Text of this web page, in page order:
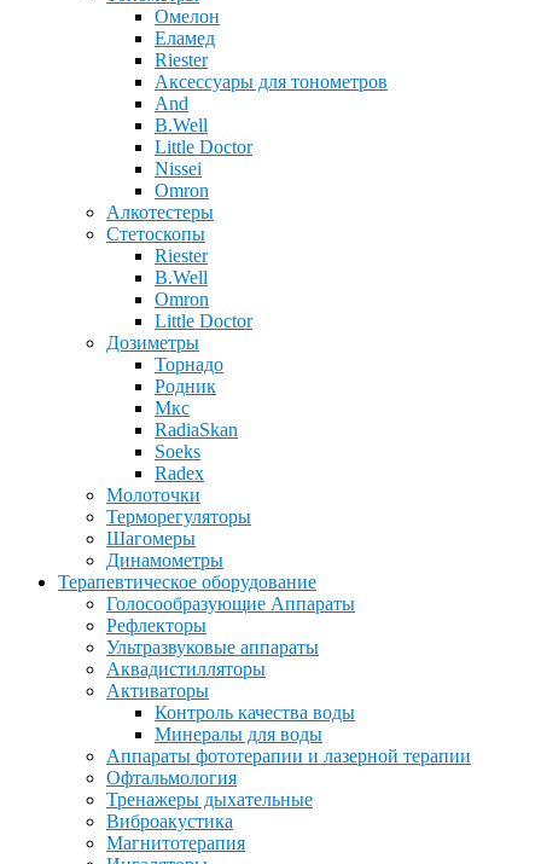
Омелон
Еламед
Riester
Аксессуары для тонометров
And
B.Well
Little Doctor
Nissei
Omron
Алкотестеры
Стетоскопы
Riester
B.Well
Omron
Little Doctor
Дозиметры
Торнадо
Родник
Мкс
RadiaSkan
Soeks
Radex
Молоточки
Терморегуляторы
Шагомеры
Динамометры
Терапевтическое оборудование
Голосообразующие Аппараты
Рефлекторы
Ультразвуковые аппараты
Аквадистилляторы
Активаторы
Контроль качества воды
Минералы для воды
Аппараты фототерапии и лазерной терапии
Офтальмология
Тренажеры дыхательные
Виброакустика
Магнитотерапия